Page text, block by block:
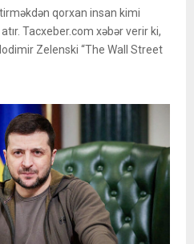
qorxan insan kimi
Tacxeber.com xəbər verir ki,
Zelenski “The Wall Street